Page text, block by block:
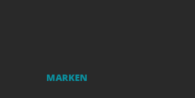
MARKEN